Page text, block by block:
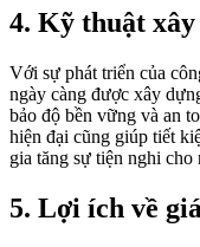
4. Kỹ thuật
Với sự phát triển của
ngày càng được xây
bảo độ bền vững và an
hiện đại cũng giúp tiết
gia tăng sự tiện nghi cho
5. Lợi ích về